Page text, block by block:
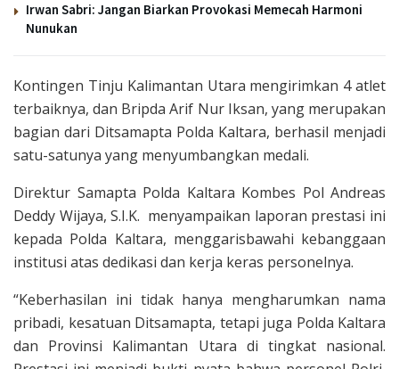
Irwan Sabri: Jangan Biarkan Provokasi Memecah Harmoni
Nunukan
Kontingen Tinju Kalimantan Utara mengirimkan 4 atlet
terbaiknya, dan Bripda Arif Nur Iksan, yang merupakan
bagian dari Ditsamapta Polda Kaltara, berhasil menjadi
satu-satunya yang menyumbangkan medali.
Direktur Samapta Polda Kaltara Kombes Pol Andreas
Deddy Wijaya, S.I.K. menyampaikan laporan prestasi ini
kepada Polda Kaltara, menggarisbawahi kebanggaan
institusi atas dedikasi dan kerja keras personelnya.
“Keberhasilan ini tidak hanya mengharumkan nama
pribadi, kesatuan Ditsamapta, tetapi juga Polda Kaltara
dan Provinsi Kalimantan Utara di tingkat nasional.